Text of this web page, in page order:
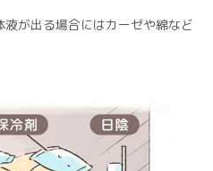
が出る場合にはカーゼや綿など